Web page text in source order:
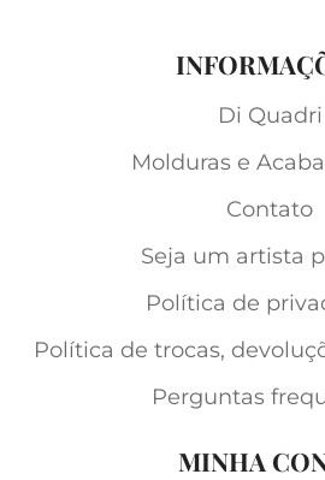
Di Quadri
Molduras e
Contato
Seja um artista
Política de
Política de trocas,
Perguntas
MINHA